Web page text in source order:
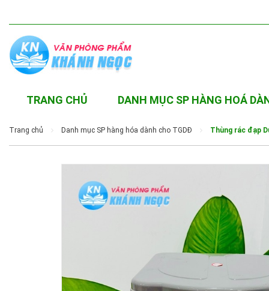
TRANG CHỦ DANH MỤC SP HÀNG HOÁ
Trang chủ Danh mục SP hàng hóa dành cho TGDĐ Thùng rác đạp